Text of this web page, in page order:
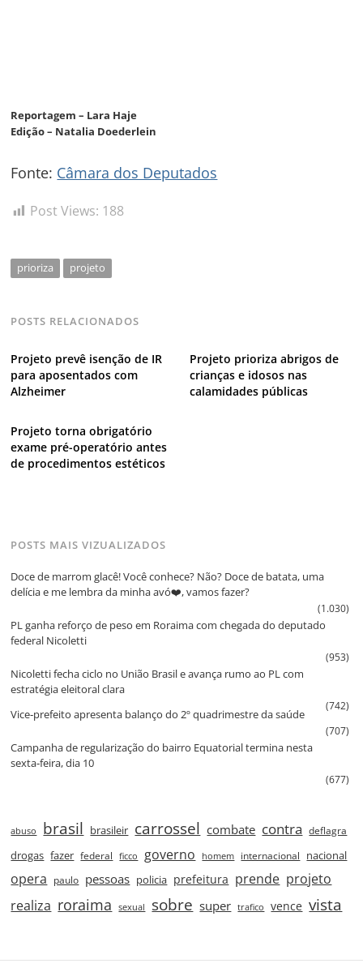
Reportagem – Lara Haje
Edição – Natalia Doederlein
Fonte: Câmara dos Deputados
Post Views: 188
prioriza projeto
POSTS RELACIONADOS
Projeto prevê isenção de IR
para aposentados com
Alzheimer
Projeto prioriza abrigos de
crianças e idosos nas
calamidades públicas
Projeto torna obrigatório
exame pré-operatório antes
de procedimentos estéticos
POSTS MAIS VIZUALIZADOS
Doce de marrom glacê! Você conhece? Não? Doce de batata, uma
delícia e me lembra da minha avó❤️, vamos fazer?
(1.030)
PL ganha reforço de peso em Roraima com chegada do deputado
federal Nicoletti
(953)
Nicoletti fecha ciclo no União Brasil e avança rumo ao PL com
estratégia eleitoral clara
(742)
Vice‑prefeito apresenta balanço do 2º quadrimestre da saúde
(707)
Campanha de regularização do bairro Equatorial termina nesta
sexta‑feira, dia 10
(677)
abuso brasil brasileir carrossel combate contra deflagra
drogas fazer federal ficco governo homem internacional nacional
opera paulo pessoas policia prefeitura prende projeto
realiza roraima sexual sobre super trafico vence vista